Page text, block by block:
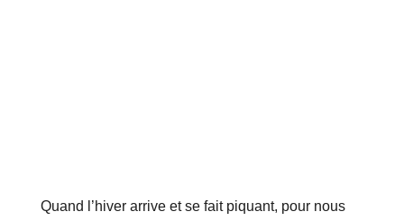
Quand l’hiver arrive et se fait piquant, pour nous